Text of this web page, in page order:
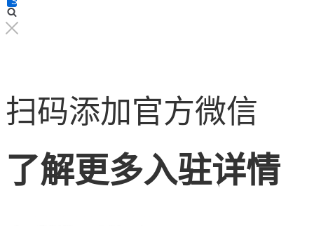
扫码添加官方微信
了解更多入驻详情